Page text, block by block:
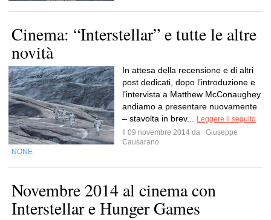
Cinema: “Interstellar” e tutte le altre
novità
In attesa della recensione e di altri
post dedicati, dopo l’introduzione e
l’intervista a Matthew McConaughey
andiamo a presentare nuovamente
– stavolta in brev...
Leggere il seguito
Il 09 novembre 2014 da
Giuseppe
Causarano
NONE
Novembre 2014 al cinema con
Interstellar e Hunger Games